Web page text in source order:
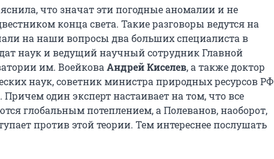
что значат эти погодные аномалии и не
конца света. Такие разговоры ведутся на
на наши вопросы два больших специалиста в
наук и ведущий научный сотрудник Главной
им. Воейкова Андрей Киселев, а также доктор
наук, советник министра природных ресурсов РФ
. Причем один эксперт настаивает на том, что все
глобальным потеплением, а Полеванов, наоборот,
против этой теории. Тем интереснее послушать